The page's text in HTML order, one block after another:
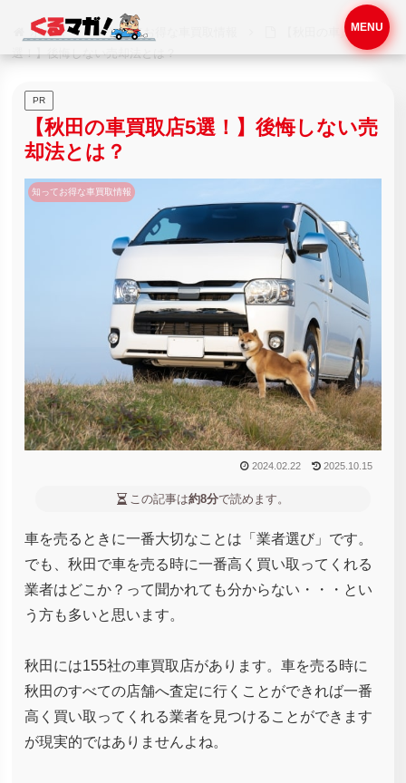
ホーム 知ってお得な車買取情報
【秋田の車買取店5
選！】後悔しない売却法とは？
PR
【秋田の車買取店5選！】後悔しない売
却法とは？
知ってお得な車買取情報
2024.02.22 2025.10.15
この記事は約8分で読めます。
車を売るときに一番大切なことは「業者選び」です。
でも、秋田で車を売る時に一番高く買い取ってくれる
業者はどこか？って聞かれても分からない・・・とい
う方も多いと思います。
秋田には155社の車買取店があります。車を売る時に
秋田のすべての店舗へ査定に行くことができれば一番
高く買い取ってくれる業者を見つけることができます
が現実的ではありませんよね。
MENU